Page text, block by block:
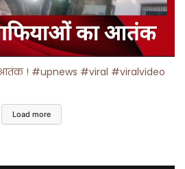
! #upnews #viral #viralvideo
Load more